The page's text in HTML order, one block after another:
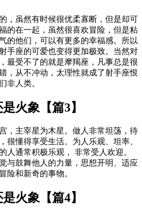
，虽然有时候很优柔寡断，但是却可
的在一起，虽然很喜欢冒险，但是粘
的他们，可以有更多的幸福感。所以
手座的可爱也变得更加极致。当然对
最受不了的就是摩羯座，凡事总是很
，从不冲动，太理性就成了射手座恨
非人类。
火象【篇3】
，主宰星为木星。做人非常坦荡，待
很懂得享受生活。为人乐观、坦率、
人通常积极乐观， 非常受人欢迎。
与鼓舞他人的力量，思想开明、适应
险和新奇的事物。
火象【篇4】